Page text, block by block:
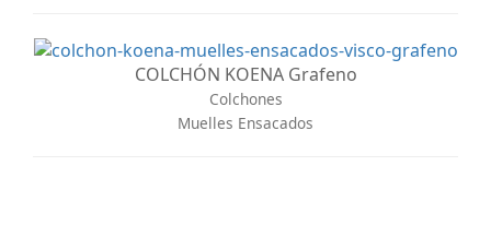
COLCHÓN KOENA Grafeno
Colchones
Muelles Ensacados